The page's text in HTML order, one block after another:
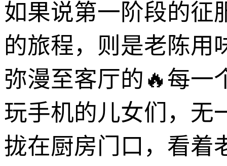
如果说第一阶段的征
的旅程，则是老陈用
弥漫至客厅的🔥每一
玩手机的儿女们，无
拢在厨房门口，看着